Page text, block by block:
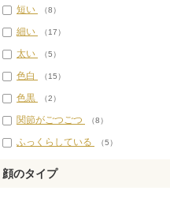
短い （8）
細い （17）
太い （5）
色白 （15）
色黒 （2）
関節がごつごつ （8）
ふっくらしている （5）
顔のタイプ